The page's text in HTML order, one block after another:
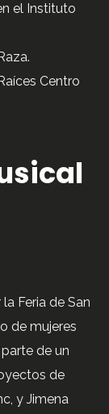
el Instituto
Centro
Feria de San
de mujeres
de un
de
y Jimena